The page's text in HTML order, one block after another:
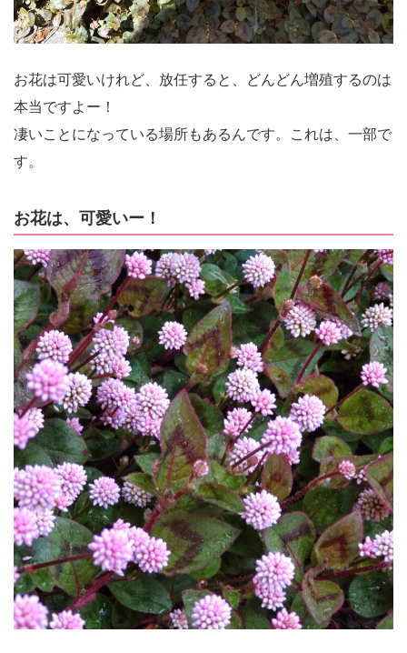
お花は可愛いけれど、放任すると、どんどん増殖するのは
本当ですよー！
凄いことになっている場所もあるんです。これは、一部で
す。
お花は、可愛いー！